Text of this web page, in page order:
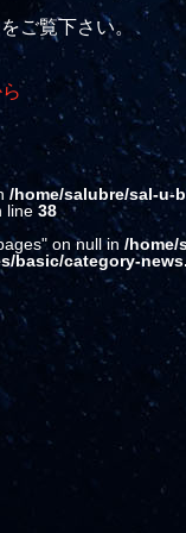
ご覧下さい。
/home/salubre/sal-u-
line 38
on null in /home/
basic/category-